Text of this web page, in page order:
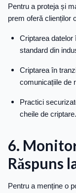
Pentru a proteja și
prem oferă clienților
Criptarea datelor
standard din
Criptarea în
comunicațiile de
Practici
cheile de criptare.
6.
Răspuns
Pentru a menține o